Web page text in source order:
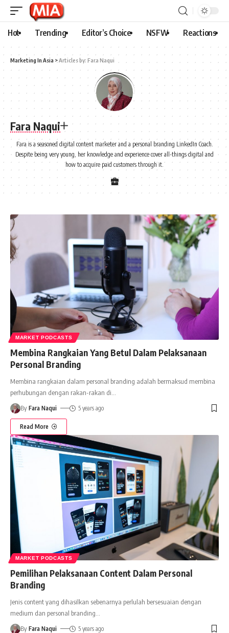
Hot Trending Editor’s Choice NSFW Reactions
Marketing In Asia >Articles by: Fara Naqui
Fara Naqui
Fara is a seasoned digital content marketer and a personal branding LinkedIn Coach.
Despite being very young, her knowledge and experience cover all-things digital and
how to acquire paid customers through it.
MARKET PODCASTS
Membina Rangkaian Yang Betul Dalam Pelaksanaan
Personal Branding
Membina rangkaian dalam personal branding adalah bermaksud membina
perhubungan dengan rakan-rakan di
By Fara Naqui 5 years ago
Read More
MARKET PODCASTS
Pemilihan Pelaksanaan Content Dalam Personal
Branding
Jenis content yang dihasilkan sebenarnya perlulah bersesuaian dengan
medium dan personal branding
By Fara Naqui 5 years ago